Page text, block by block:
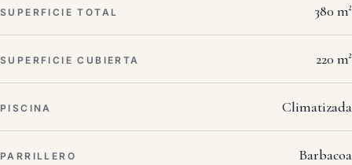
SUPERFICIE TOTAL 380 m²
SUPERFICIE CUBIERTA 220 m²
PISCINA Climatizada
PARRILLERO Barbacoa